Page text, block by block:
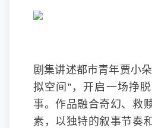
剧集讲述都市青年贾小
拟空间”，开启一场挣
事。作品融合奇幻、救
素，以独特的叙事节奏